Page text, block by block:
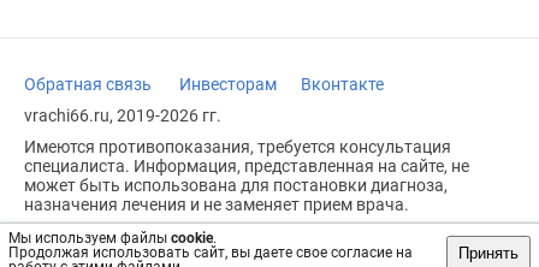
Мы используем файлы cookie.
Продолжая использовать сайт, вы даете свое согласие на
Принять
Обратная связь Инвесторам
Вконтакте
vrachi66.ru, 2019-2026 гг.
Имеются противопоказания, требуется консультация
специалиста. Информация, представленная на сайте, не
может быть использована для постановки диагноза,
назначения лечения и не заменяет прием врача.
Возрастное ограничение: 18+